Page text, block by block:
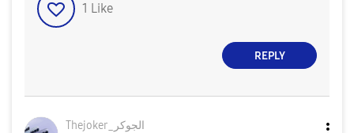
1 Like
REPLY
Thejoker_الجوكر